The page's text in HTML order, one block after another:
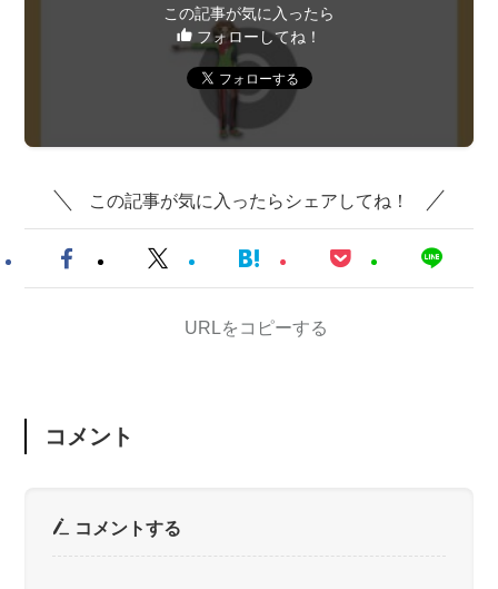
この記事が気に入ったら
フォローしてね！
この記事が気に入ったらシェアしてね！
URLをコピーする
コメント
コメントする